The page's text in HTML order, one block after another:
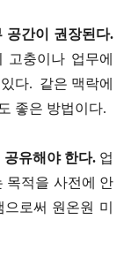
공간이 권장된다.
고충이나 업무에
다. 같은 맥락에
좋은 방법이다.
공유해야 한다. 업
목적을 사전에 안
로써 원온원 미